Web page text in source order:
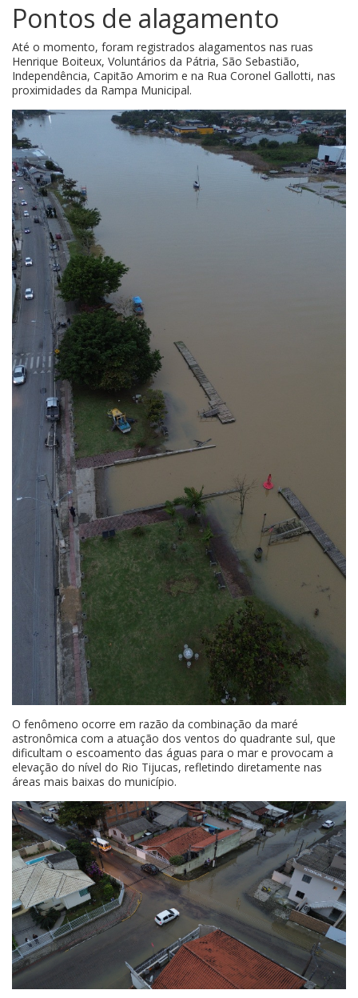
Pontos de alagamento
Até o momento, foram registrados alagamentos nas ruas
Henrique Boiteux, Voluntários da Pátria, São Sebastião,
Independência, Capitão Amorim e na Rua Coronel Gallotti, nas
proximidades da Rampa Municipal.
O fenômeno ocorre em razão da combinação da maré
astronômica com a atuação dos ventos do quadrante sul, que
dificultam o escoamento das águas para o mar e provocam a
elevação do nível do Rio Tijucas, refletindo diretamente nas
áreas mais baixas do município.